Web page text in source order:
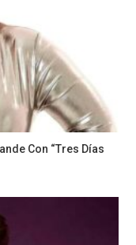
Con “Tres Días